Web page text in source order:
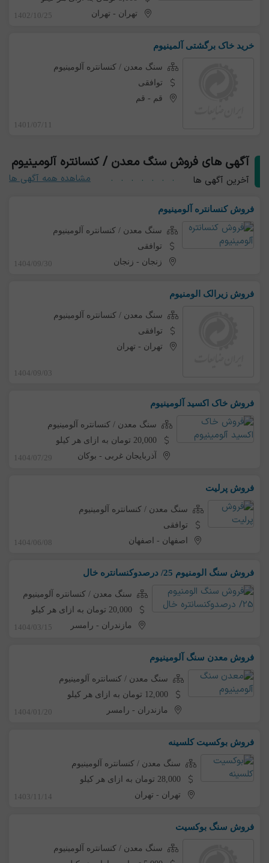
تهران - تهران 1402/10/25
خرید خاک برگشتی آلمینیوم
سنگ معدن / کنسانتره آلومینیوم
توافقی
قم - قم
1401/07/11
آگهی های فروش سنگ معدن / کنسانتره آلومینیوم
آخرین آگهی ها مشاهده همه آگهی ها
فروش کنسانتره آلومینیوم
سنگ معدن / کنسانتره آلومینیوم
توافقی
زنجان - زنجان 1404/09/30
فروش زیرالک الومنیوم
سنگ معدن / کنسانتره آلومینیوم
توافقی
تهران - تهران
1404/09/03
فروش خاک اکسید آلومینیوم
سنگ معدن / کنسانتره آلومینیوم
20,000 تومان به ازای هر کیلو
آذربایجان غربی - بوکان 1404/07/29
فروش پرلیت
سنگ معدن / کنسانتره آلومینیوم
توافقی
اصفهان - اصفهان 1404/06/08
فروش سنگ الومنیوم 25/ درصدوکنسانتره خال
سنگ معدن / کنسانتره آلومینیوم
20,000 تومان به ازای هر کیلو
مازندران - رامسر 1404/03/15
فروش معدن سنگ آلومینیوم
سنگ معدن / کنسانتره آلومینیوم
12,000 تومان به ازای هر کیلو
مازندران - رامسر 1404/01/20
فروش بوکسیت کلسینه
سنگ معدن / کنسانتره آلومینیوم
28,000 تومان به ازای هر کیلو
تهران - تهران 1403/11/14
فروش سنگ بوکسیت
سنگ معدن / کنسانتره آلومینیوم